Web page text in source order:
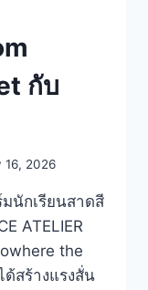
กับ
16, 2026
นักเรียนสาดสี
ATELIER
the
ด้สร้างแรงสั่น